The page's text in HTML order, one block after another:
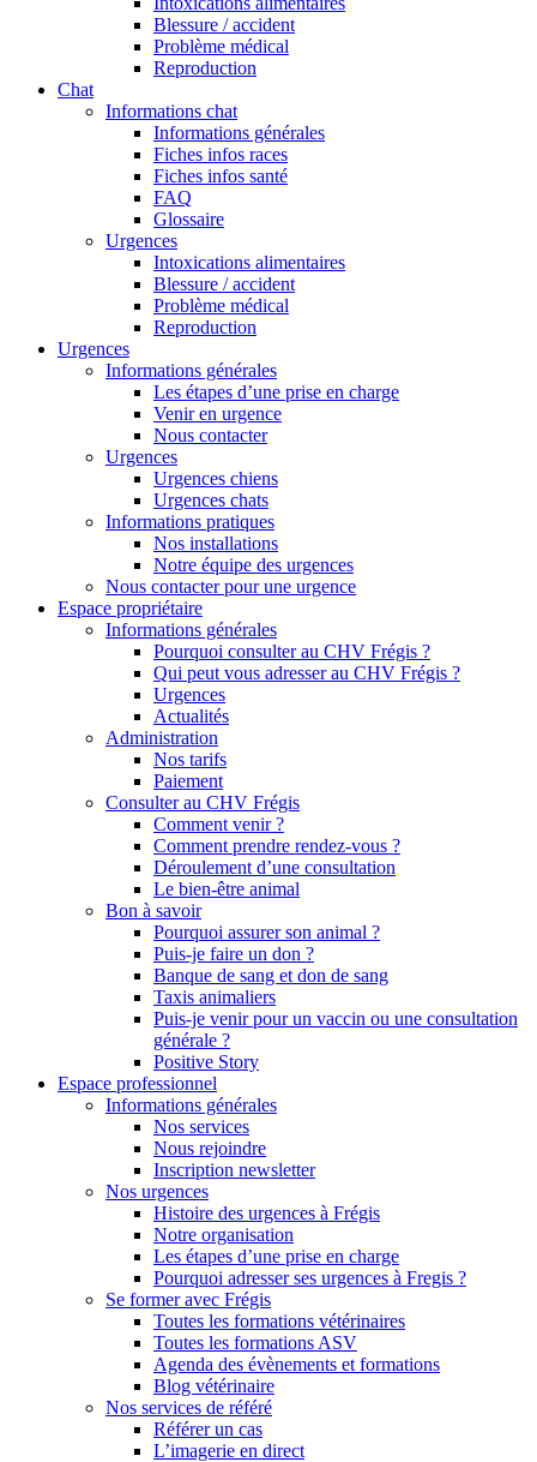
Blessure / accident
Problème médical
Reproduction
Chat
Informations chat
Informations générales
Fiches infos races
Fiches infos santé
FAQ
Glossaire
Urgences
Intoxications alimentaires
Blessure / accident
Problème médical
Reproduction
Urgences
Informations générales
Les étapes d’une prise en charge
Venir en urgence
Nous contacter
Urgences
Urgences chiens
Urgences chats
Informations pratiques
Nos installations
Notre équipe des urgences
Nous contacter pour une urgence
Espace propriétaire
Informations générales
Pourquoi consulter au CHV Frégis ?
Qui peut vous adresser au CHV Frégis ?
Urgences
Actualités
Administration
Nos tarifs
Paiement
Consulter au CHV Frégis
Comment venir ?
Comment prendre rendez-vous ?
Déroulement d’une consultation
Le bien-être animal
Bon à savoir
Pourquoi assurer son animal ?
Puis-je faire un don ?
Banque de sang et don de sang
Taxis animaliers
Puis-je venir pour un vaccin ou une consultation
générale ?
Positive Story
Espace professionnel
Informations générales
Nos services
Nous rejoindre
Inscription newsletter
Nos urgences
Histoire des urgences à Frégis
Notre organisation
Les étapes d’une prise en charge
Pourquoi adresser ses urgences à Fregis ?
Se former avec Frégis
Toutes les formations vétérinaires
Toutes les formations ASV
Agenda des évènements et formations
Blog vétérinaire
Nos services de référé
Référer un cas
L’imagerie en direct